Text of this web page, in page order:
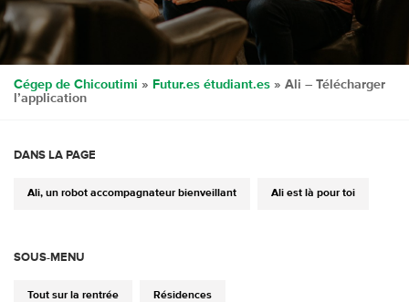
Cégep de Chicoutimi » Futur.es étudiant.es » Ali – Télécharger
l’application
DANS LA PAGE
Ali, un robot accompagnateur bienveillant Ali est là pour toi
SOUS-MENU
Tout sur la rentrée Résidences